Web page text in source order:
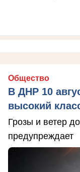
Общество
В ДНР 10
высокий
Грозы и ветер
предупреждает